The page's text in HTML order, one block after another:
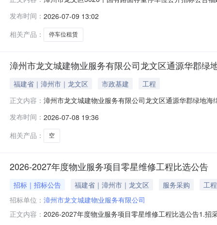
文件第五章。4、需要落实的政府采购政策：进口产品：
模：中小企业预留形式
发布时间： 2026-07-09 13:02
相关产品：
停车位租赁
漳州市龙文城建物业服务有限公司龙文区通源华郡
福建省｜漳州市｜龙文区 市政基建
工程
正文内容： 漳州市龙文城建物业服务有限公司龙文区通源华郡绿地
倍，价高者得。中选公示发出时间：2026年7月8日至
2026年7月8日上午9:00
发布时间： 2026-07-08 19:36
相关产品：
空
2026-2027年度物业服务项目零星维修工程比选公告
招标｜招标公告 福建省｜漳州市｜龙文区 服务采购
工程
招标单位： 漳州市龙文城建物业服务有限公司
正文内容： 2026-2027年度物业服务项目零星维修工程比选公告1.招